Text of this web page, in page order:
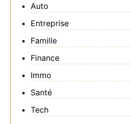
Auto
Entreprise
Famille
Finance
Immo
Santé
Tech